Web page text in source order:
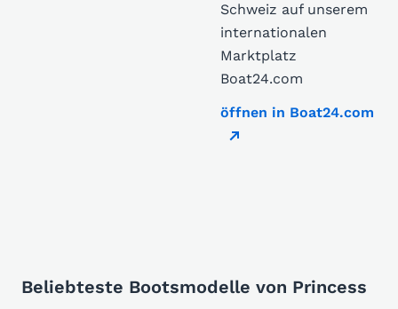
Schweiz auf unserem
internationalen
Marktplatz
Boat24.com
öffnen in Boat24.com
Beliebteste Bootsmodelle von Princess